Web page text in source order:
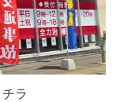
ラ